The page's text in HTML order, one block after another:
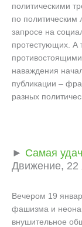
политическими
по политическим
запросе на
протестующих. А
наваждения
публикации –
разных
► Самая
Движение, 22
Вечером 19
фашизма и
внушительное